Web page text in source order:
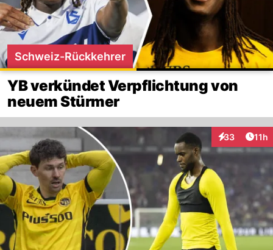
Schweiz-Rückkehrer
YB verkündet Verpflichtung von
neuem Stürmer
33
Interaktionen
11h